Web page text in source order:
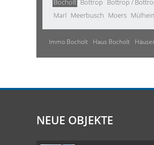
Bocholt Bottrop Bottrop /
Marl Meerbusch Moers
Immo Bocholt Haus Bocholt
NEUE OBJEKTE